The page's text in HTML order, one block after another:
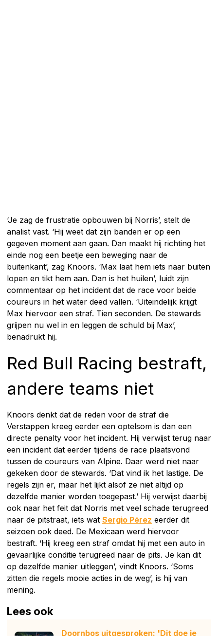
‘Je zag de frustratie opbouwen bij Norris’, stelt de
analist vast. ‘Hij weet dat zijn banden er op een
gegeven moment aan gaan. Dan maakt hij richting het
einde nog een beetje een beweging naar de
buitenkant’, zag Knoors. ‘Max laat hem iets naar buiten
lopen en tikt hem aan. Dan is het huilen’, luidt zijn
commentaar op het incident dat de race voor beide
coureurs in het water deed vallen. ‘Uiteindelijk krijgt
Max hiervoor een straf. Tien seconden. De stewards
grijpen nu wel in en leggen de schuld bij Max’,
benadrukt hij.
Red Bull Racing bestraft,
andere teams niet
Knoors denkt dat de reden voor de straf die
Verstappen kreeg eerder een optelsom is dan een
directe penalty voor het incident. Hij verwijst terug naar
een incident dat eerder tijdens de race plaatsvond
tussen de coureurs van Alpine. Daar werd niet naar
gekeken door de stewards. ‘Dat vind ik het lastige. De
regels zijn er, maar het lijkt alsof ze niet altijd op
dezelfde manier worden toegepast.’ Hij verwijst daarbij
ook naar het feit dat Norris met veel schade terugreed
naar de pitstraat, iets wat Sergio Pérez eerder dit
seizoen ook deed. De Mexicaan werd hiervoor
bestraft. ‘Hij kreeg een straf omdat hij met een auto in
gevaarlijke conditie terugreed naar de pits. Je kan dit
op dezelfde manier uitleggen’, vindt Knoors. ‘Soms
zitten die regels mooie acties in de weg’, is hij van
mening.
Lees ook
Doornbos uitgesproken: 'Dit doe je